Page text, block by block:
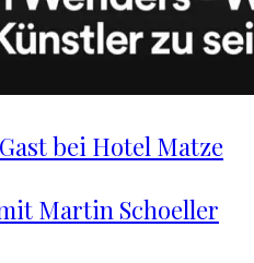
bei Hotel Matze
Martin Schoeller